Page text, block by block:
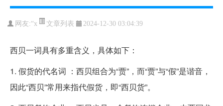
网友:“x 文章列表 2024-12-30 03:04:39
西贝一词具有多重含义，具体如下：
1. 假货的代名词 ：西贝组合为“贾”，而“贾”与“假”是谐音，
因此“西贝”常用来指代假货，即“西贝货”。